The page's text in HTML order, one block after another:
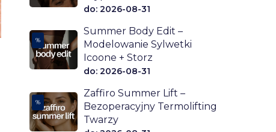
do: 2026-08-31
%
Summer Body Edit –
Modelowanie Sylwetki
Icoone + Storz
do: 2026-08-31
%
Zaffiro Summer Lift –
Bezoperacyjny Termolifting
Twarzy